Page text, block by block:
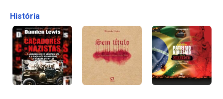
História